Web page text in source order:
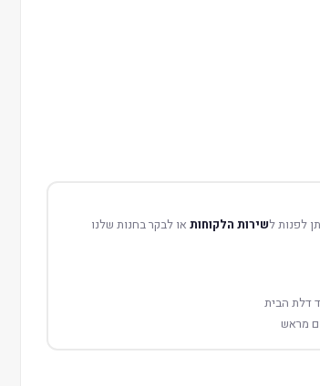
לפנות לשירות הלקוחותאו לבקר בחנות שלנו
דלת הבית
מראש